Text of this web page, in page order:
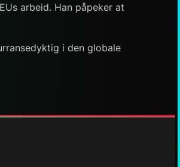
arbeid. Han påpeker at
i den globale